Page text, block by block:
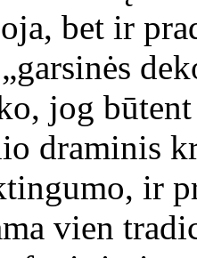
bet ir
jog
draminis
ir
vien